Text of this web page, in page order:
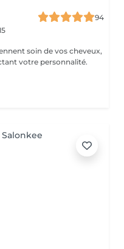
94
soin de vos cheveux,
votre personnalité.